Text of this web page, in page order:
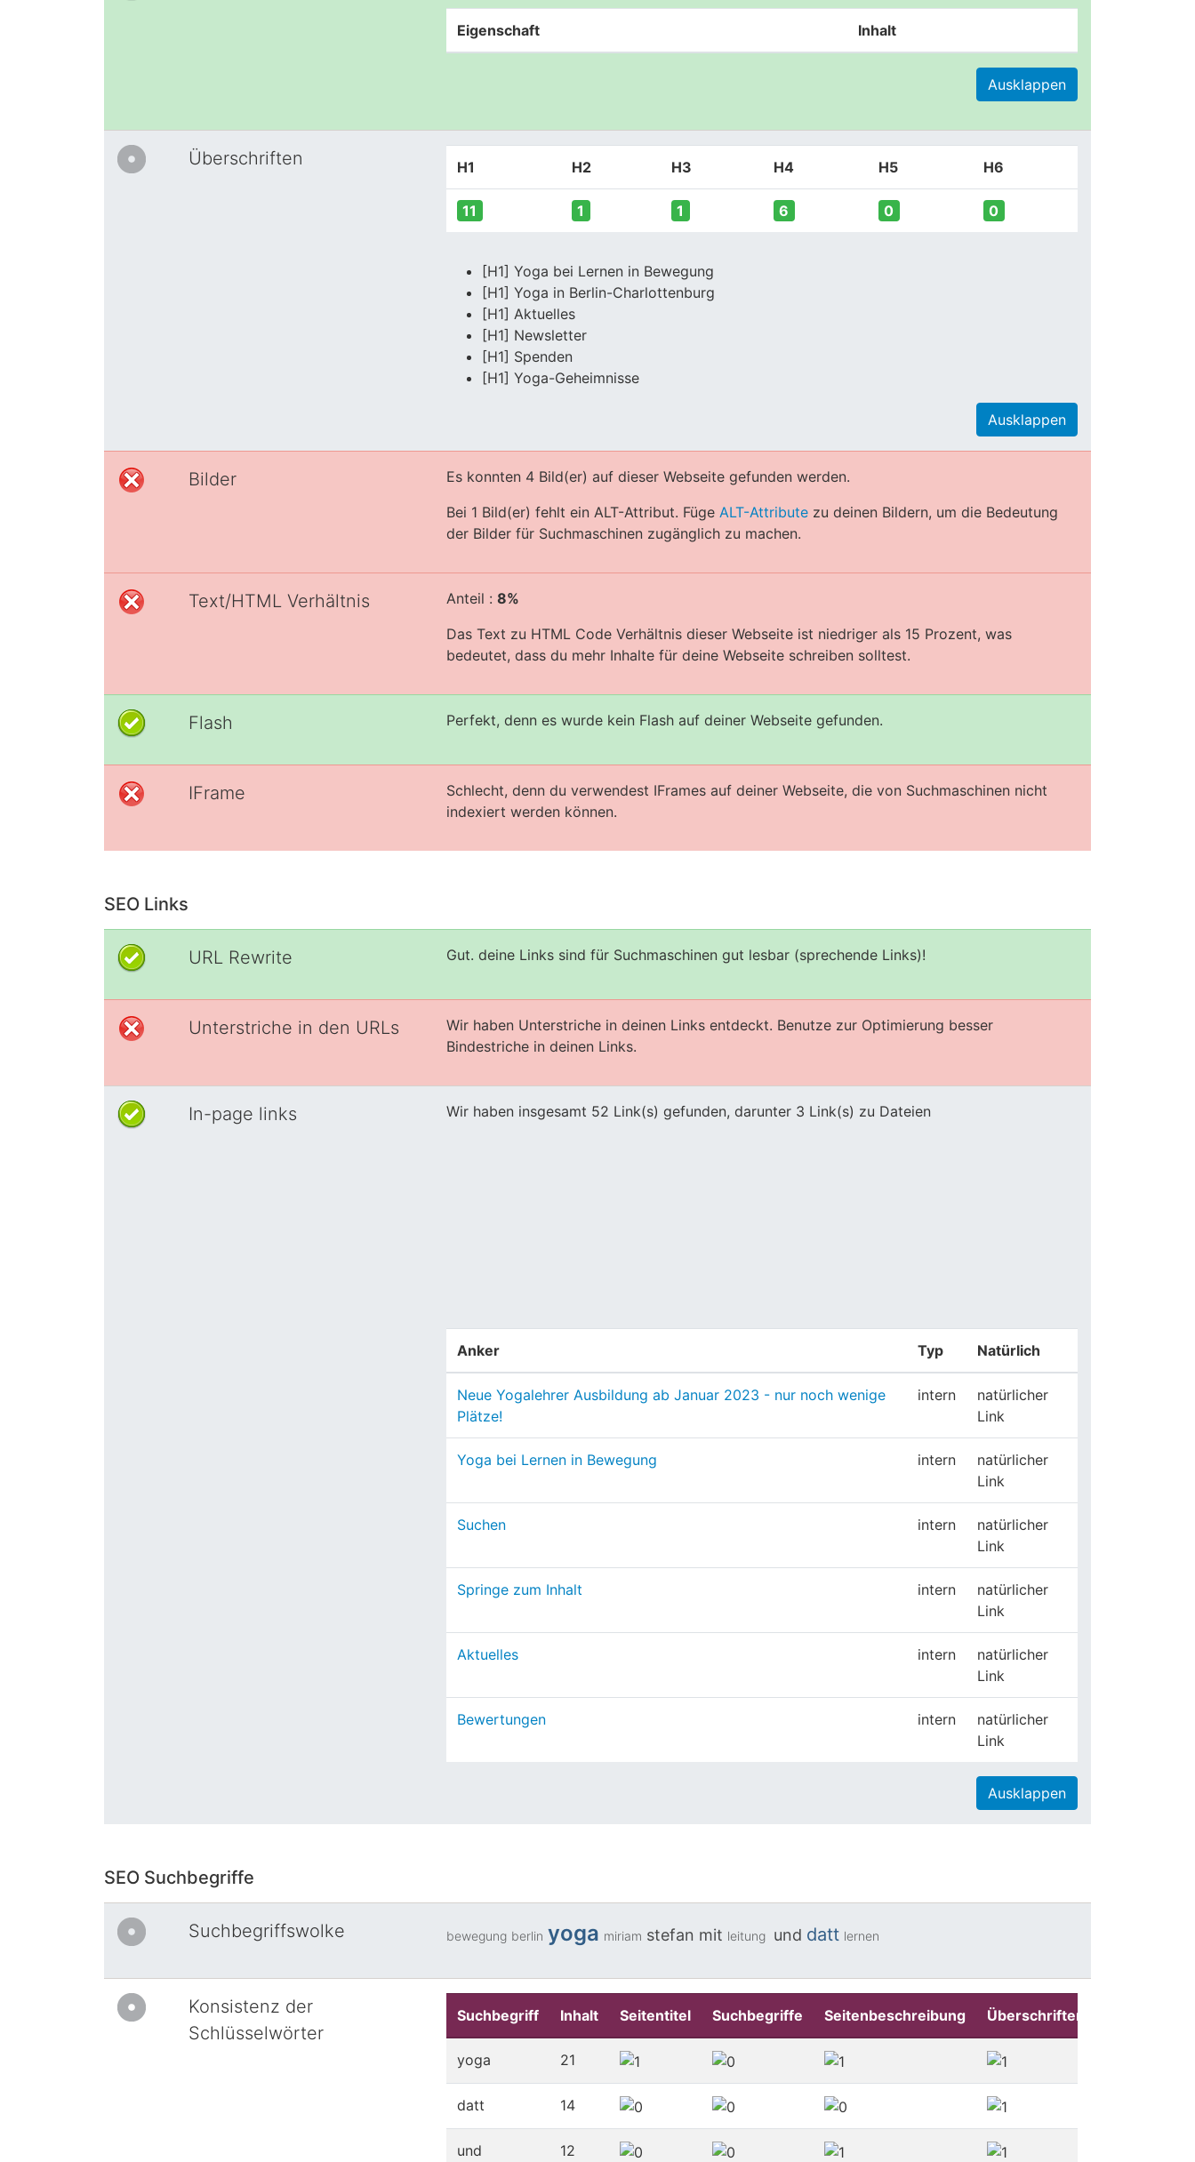
Eigenschaft Inhalt
Ausklappen
Überschriften H1 H2 H3 H4 H5 H6
11 1 1 6 0 0
[H1] Yoga bei Lernen in Bewegung
[H1] Yoga in Berlin-Charlottenburg
[H1] Aktuelles
[H1] Newsletter
[H1] Spenden
[H1] Yoga-Geheimnisse
Ausklappen
Bilder
Es konnten 4 Bild(er) auf dieser Webseite gefunden werden.
Bei 1 Bild(er) fehlt ein ALT-Attribut. Füge ALT-Attribute zu deinen Bildern, um die Bedeutung
der Bilder für Suchmaschinen zugänglich zu machen.
Text/HTML Verhältnis Anteil : 8%
Das Text zu HTML Code Verhältnis dieser Webseite ist niedriger als 15 Prozent, was
bedeutet, dass du mehr Inhalte für deine Webseite schreiben solltest.
Flash Perfekt, denn es wurde kein Flash auf deiner Webseite gefunden.
IFrame
Schlecht, denn du verwendest IFrames auf deiner Webseite, die von Suchmaschinen nicht
indexiert werden können.
SEO Links
URL Rewrite Gut. deine Links sind für Suchmaschinen gut lesbar (sprechende Links)!
Unterstriche in den URLs
Wir haben Unterstriche in deinen Links entdeckt. Benutze zur Optimierung besser
Bindestriche in deinen Links.
In-page links Wir haben insgesamt 52 Link(s) gefunden, darunter 3 Link(s) zu Dateien
Anker Typ Natürlich
Neue Yogalehrer Ausbildung ab Januar 2023 - nur noch wenige
Plätze!
intern
natürlicher
Link
Yoga bei Lernen in Bewegung intern
natürlicher
Link
Suchen intern
natürlicher
Link
Springe zum Inhalt intern
natürlicher
Link
Aktuelles intern
natürlicher
Link
Bewertungen intern
natürlicher
Link
Ausklappen
SEO Suchbegriffe
Suchbegriffswolke bewegung berlin yoga miriam stefan mit leitung und datt lernen
Konsistenz der
Schlüsselwörter
Suchbegriff Inhalt Seitentitel Suchbegriffe Seitenbeschreibung Überschriften
yoga 21
datt 14
und 12